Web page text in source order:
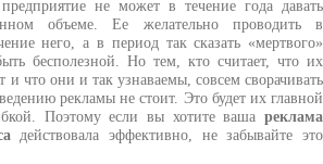
не может в течение года давать
объеме. Ее желательно проводить в
него, а в период так сказать «мертвого»
бесполезной. Но тем, кто считает, что их
что они и так узнаваемы, совсем сворачивать
рекламы не стоит. Это будет их главной
Поэтому если вы хотите вашареклама
действовала эффективно, не забывайте это